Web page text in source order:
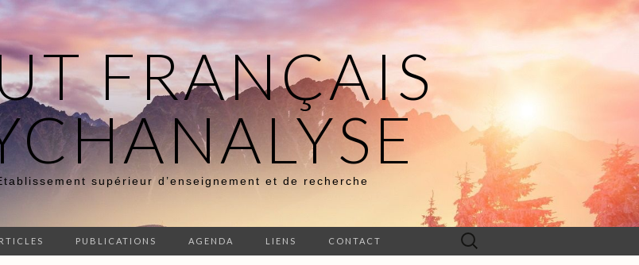
FRANÇAIS
supérieur d’enseignement et de recherche
PUBLICATIONS AGENDA LIENS CONTACT Rechercher :